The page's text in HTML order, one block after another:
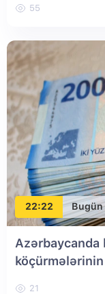
55
22:22 Bugün
21